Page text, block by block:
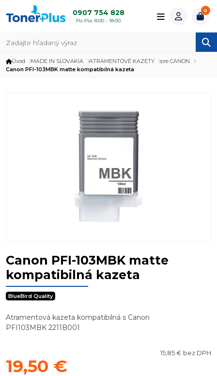
0907 754 828
Po-Pia: 8:00 - 18:00
0
Úvod MADE IN SLOVAKIA ATRAMENTOVÉ KAZETY
pre CANON
Canon PFI-103MBK matte kompatibilná kazeta
Canon PFI-103MBK matte
kompatibilná kazeta
BlueBird Quality
Atramentová kazeta kompatibilná s Canon
PFI103MBK 2211B001
15,85 € bez DPH
19,50 €